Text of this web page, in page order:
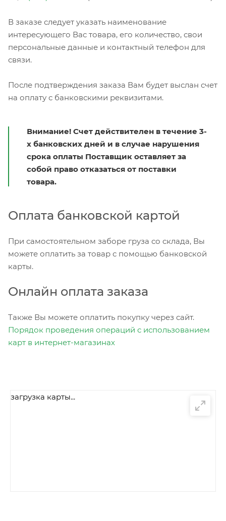
В заказе следует указать наименование
интересующего Вас товара, его количество, свои
персональные данные и контактный телефон для
связи.
После подтверждения заказа Вам будет выслан счет
на оплату с банковскими реквизитами.
Внимание! Счет действителен в течение 3-
х банковских дней и в случае нарушения
срока оплаты Поставщик оставляет за
собой право отказаться от поставки
товара.
Оплата банковской картой
При самостоятельном заборе груза со склада, Вы
можете оплатить за товар с помощью банковской
карты.
Онлайн оплата заказа
Также Вы можете оплатить покупку через сайт.
Порядок проведения операций с использованием
карт в интернет-магазинах
загрузка карты...